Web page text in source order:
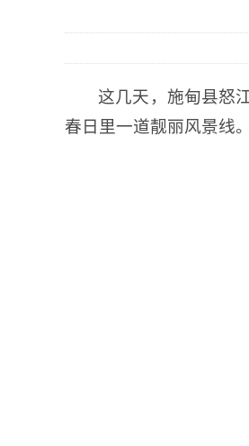
这几天，施甸县怒
春日里一道靓丽风景线。